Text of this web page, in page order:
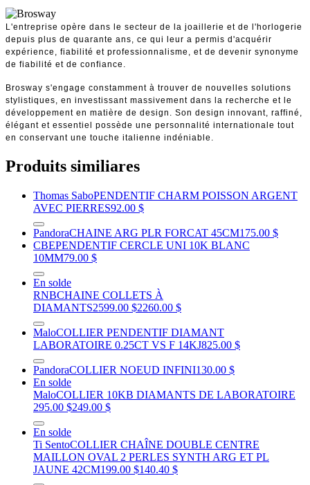
L'entreprise opère dans le secteur de la joaillerie et de l'horlogerie
depuis plus de quarante ans, ce qui leur a permis d'acquérir
expérience, fiabilité et professionnalisme, et de devenir synonyme
de fiabilité et de confiance.
Brosway s'engage constamment à trouver de nouvelles solutions
stylistiques, en investissant massivement dans la recherche et le
développement en matière de design. Son design innovant, raffiné,
élégant et essentiel possède une personnalité internationale tout
en conservant une touche italienne indéniable.
Produits similiares
Thomas SaboPENDENTIF CHARM POISSON ARGENT
AVEC PIERRES92.00 $
PandoraCHAINE ARG PLR FORCAT 45CM175.00 $
CBEPENDENTIF CERCLE UNI 10K BLANC
10MM79.00 $
En solde
RNBCHAINE COLLETS À
DIAMANTS2599.00 $2260.00 $
MaloCOLLIER PENDENTIF DIAMANT
LABORATOIRE 0.25CT VS F 14KJ825.00 $
PandoraCOLLIER NOEUD INFINI130.00 $
En solde
MaloCOLLIER 10KB DIAMANTS DE LABORATOIRE
295.00 $249.00 $
En solde
Ti SentoCOLLIER CHAÎNE DOUBLE CENTRE
MAILLON OVAL 2 PERLES SYNTH ARG ET PL
JAUNE 42CM199.00 $140.40 $